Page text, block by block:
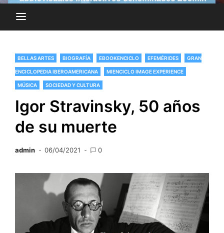
BELLAS ARTES BIOGRAFÍA EBOOKENCICLO EFEMÉRIDES GRAN
ENCICLOPEDIA IBEROAMERICANA MIENCICLO IMAGE EXPERIENCE
MÚSICA SOCIEDAD Y CULTURA
Igor Stravinsky, 50 años
de su muerte
admin 06/04/2021 0